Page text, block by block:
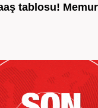
tablosu!